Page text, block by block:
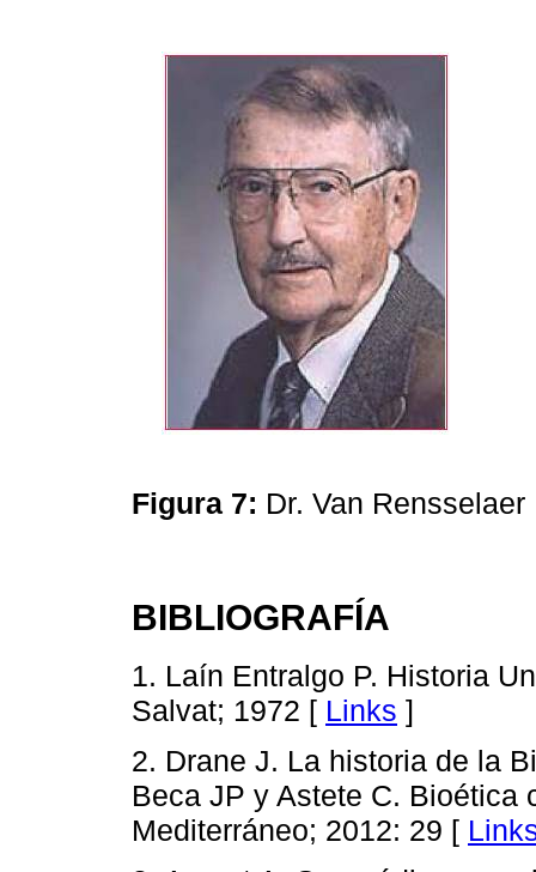
Figura 7: Dr. Van
BIBLIOGRAFÍA
1. Laín Entralgo P. Historia
Salvat; 1972 [ Links ]
2. Drane J. La historia de la
Beca JP y Astete C. Bioética
Mediterráneo; 2012: 29 [